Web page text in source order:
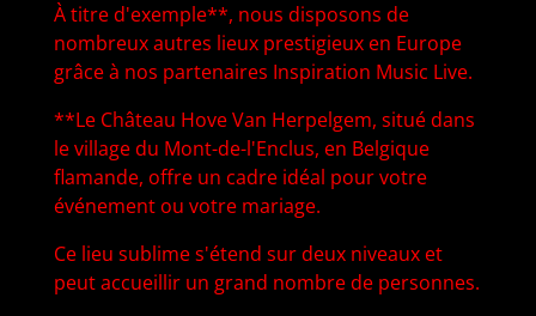
À titre d'exemple**, nous disposons de
nombreux autres lieux prestigieux en Europe
grâce à nos partenaires Inspiration Music Live.
**Le Château Hove Van Herpelgem, situé dans
le village du Mont-de-l'Enclus, en Belgique
flamande, offre un cadre idéal pour votre
événement ou votre mariage.
Ce lieu sublime s'étend sur deux niveaux et
peut accueillir un grand nombre de personnes.